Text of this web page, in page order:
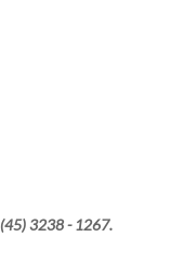
(45) 3238 - 1267.